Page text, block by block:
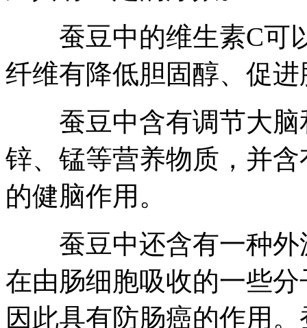
蚕豆中的维生素C可
纤维有降低胆固醇、促
蚕豆中含有调节大脑
锌、锰等营养物质，并
的健脑作用。
蚕豆中还含有一种外
在由肠细胞吸收的一些
因此具有防肠癌的作用